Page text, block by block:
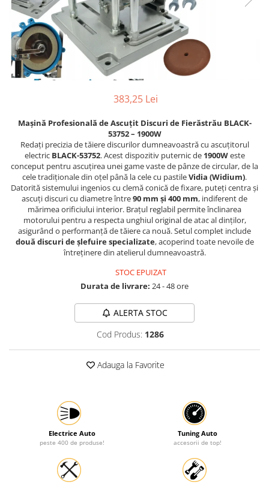
compresoare
Cricuri Auto Hidraulice
Pneumatice si Trapezoidale
Cricuri hidraulice
Cricuri pneumatice
Cricuri trapezoidale
Generatoare curent
Macarale și vinciuri
Masini de gaurit si Insurubat
Motoare electrice
Pistol de Lipit
Polizoare
Pompe Combustibil
Scule Pneumatice
Suport motocicleta
Utilaje constructie
Mixere
Motocositoare si Motosape
Nivela laser
Pistol de vopsit
Taiat gresie si faianta
Uz intern
Ventilatoare radiatoare
umidificatoare
383,25 Lei
Mașină Profesională de Ascuțit Discuri de Fierăstrău BLACK-
53752 – 1900W
Redați precizia de tăiere discurilor dumneavoastră cu ascuțitorul
electric BLACK-53752. Acest dispozitiv puternic de 1900Weste
conceput pentru ascuțirea unei game vaste de pânze de circular, de la
cele tradiționale din oțel până la cele cu pastileVidia (Widium).
Datorită sistemului ingenios cu clemă conică de fixare, puteți centra și
ascuți discuri cu diametre între90 mm și 400 mm, indiferent de
mărimea orificiului interior. Brațul reglabil permite înclinarea
motorului pentru a respecta unghiul original de atac al dinților,
asigurând o performanță de tăiere ca nouă. Setul complet include
două discuri de șlefuire specializate, acoperind toate nevoile de
întreținere din atelierul dumneavoastră.
STOC EPUIZAT
Durata de livrare: 24 - 48 ore
ALERTA STOC
Cod Produs: 1286
Adauga la Favorite
Electrice Auto
peste 400 de produse!
Tuning Auto
accesorii de top!